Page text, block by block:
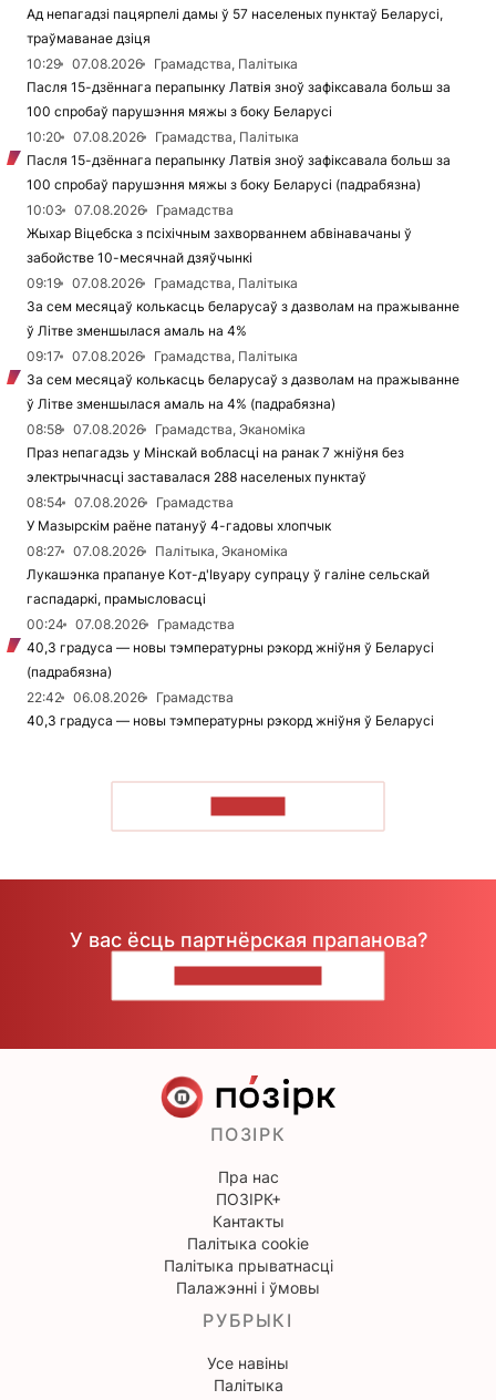
Ад непагадзі пацярпелі дамы ў 57 населеных пунктаў Беларусі,
траўмаванае дзіця
10:29
07.08.2026
Грамадства, Палітыка
Пасля 15-дзённага перапынку Латвія зноў зафіксавала больш за
100 спробаў парушэння мяжы з боку Беларусі
10:20
07.08.2026
Грамадства, Палітыка
Пасля 15-дзённага перапынку Латвія зноў зафіксавала больш за
100 спробаў парушэння мяжы з боку Беларусі (падрабязна)
10:03
07.08.2026
Грамадства
Жыхар Віцебска з псіхічным захворваннем абвінавачаны ў
забойстве 10-месячнай дзяўчынкі
09:19
07.08.2026
Грамадства, Палітыка
За сем месяцаў колькасць беларусаў з дазволам на пражыванне
ў Літве зменшылася амаль на 4%
09:17
07.08.2026
Грамадства, Палітыка
За сем месяцаў колькасць беларусаў з дазволам на пражыванне
ў Літве зменшылася амаль на 4% (падрабязна)
08:58
07.08.2026
Грамадства, Эканоміка
Праз непагадзь у Мінскай вобласці на ранак 7 жніўня без
электрычнасці заставалася 288 населеных пунктаў
08:54
07.08.2026
Грамадства
У Мазырскім раёне патануў 4-гадовы хлопчык
08:27
07.08.2026
Палітыка, Эканоміка
Лукашэнка прапануе Кот-д'Івуару супрацу ў галіне сельскай
гаспадаркі, прамысловасці
00:24
07.08.2026
Грамадства
40,3 градуса — новы тэмпературны рэкорд жніўня ў Беларусі
(падрабязна)
22:42
06.08.2026
Грамадства
40,3 градуса — новы тэмпературны рэкорд жніўня ў Беларусі
У вас ёсць партнёрская прапанова?
ПОЗІРК
Пра нас
ПОЗІРК+
Кантакты
Палітыка cookie
Палітыка прыватнасці
Палажэнні і ўмовы
РУБРЫКІ
Усе навіны
Палітыка